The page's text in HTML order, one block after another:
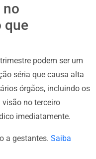
no
que
podem ser um
séria que causa alta
órgãos, incluindo os
no terceiro
imediatamente.
a gestantes. Saiba